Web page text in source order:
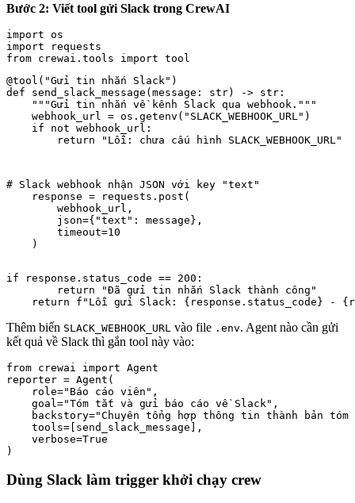
Bước 2: Viết tool gửi Slack trong CrewAI
import os
import requests
@tool("Gửi tin nhắn Slack")
def send_slack_message(message: str) -> str:
    """Gửi tin nhắn về kênh Slack qua webhook."""
    webhook_url = os.getenv("SLACK_WEBHOOK_URL")
    if not webhook_url:
        return "Lỗi: chưa cấu hình SLACK_WEBHOOK_URL"
# Slack webhook nhận JSON với key "text"
    response = requests.post(
        webhook_url,
        json={"text": message},
        timeout=10
    )
if response.status_code == 200:
        return "Đã gửi tin nhắn Slack thành công"
return f"Lỗi gửi Slack: {response.status_code} -
Thêm biến SLACK_WEBHOOK_URL vào file .env. Agent nào cần gửi
kết quả về Slack thì gắn tool này vào:
from crewai import Agent
reporter = Agent(
    role="Báo cáo viên",
    goal="Tóm tắt và gửi báo cáo về Slack",
backstory="Chuyên tổng hợp thông tin thành bản tóm
    tools=[send_slack_message],
    verbose=True
)
Dùng Slack làm trigger khởi chạy crew